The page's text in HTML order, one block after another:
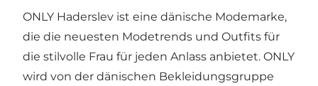
ONLY Haderslev ist eine dänische Modemarke,
die die neuesten Modetrends und Outfits für
die stilvolle Frau für jeden Anlass anbietet. ONLY
wird von der dänischen Bekleidungsgruppe